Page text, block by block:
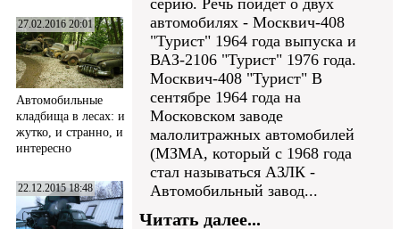
27.02.2016 20:01
Автомобильные
кладбища в лесах: и
жутко, и странно, и
интересно
22.12.2015 18:48
серию. Речь пойдет о двух
автомобилях - Москвич-408
"Турист" 1964 года выпуска и
ВАЗ-2106 "Турист" 1976 года.
Москвич-408 "Турист" В
сентябре 1964 года на
Московском заводе
малолитражных автомобилей
(МЗМА, который с 1968 года
стал называться АЗЛК -
Автомобильный завод...
Читать далее...